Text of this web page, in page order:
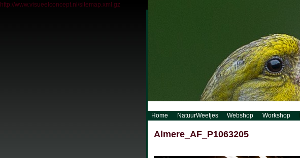
http://www.visueelconcept.nl/sitemap.xml.gz
Home NatuurWeetjes Webshop Workshop
Almere_AF_P1063205